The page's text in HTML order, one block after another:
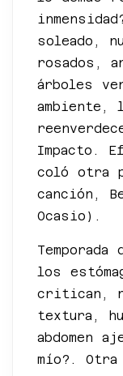
soleado,
rosados,
árboles
ambiente,
Impacto.
coló otra
canción,
Ocasio).
los
critican,
textura,
abdomen
mío?. Otra